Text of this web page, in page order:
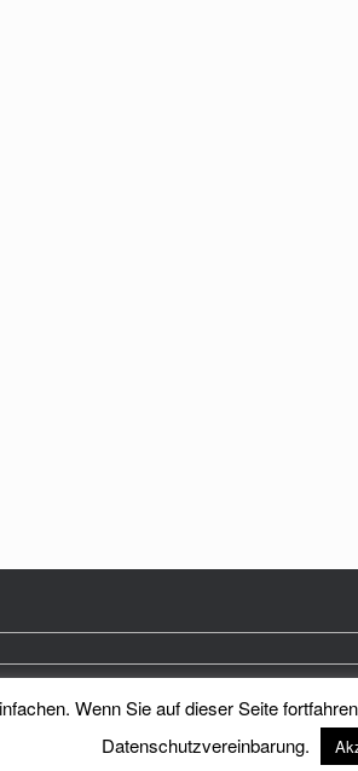
Heimatkreis Reichenberg Stadt und Land e.V.
Wenn Sie auf dieser Seite
Datenschutzvereinbarung.